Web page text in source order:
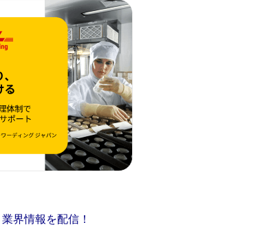
界情報を配信！